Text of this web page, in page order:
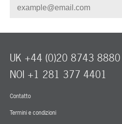
Contatto
Termini e condizioni
UK +44 (0)20 8743 8880
NOI +1 281 377 4401